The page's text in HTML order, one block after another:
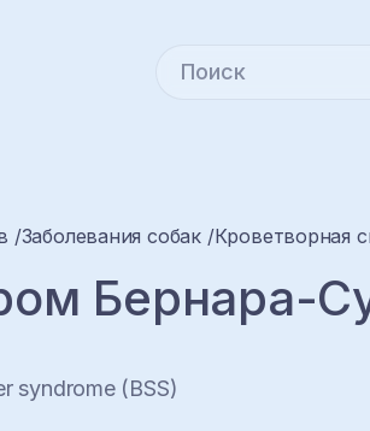
Заболевания собак Кроветворная
Бернара-
syndrome (BSS)